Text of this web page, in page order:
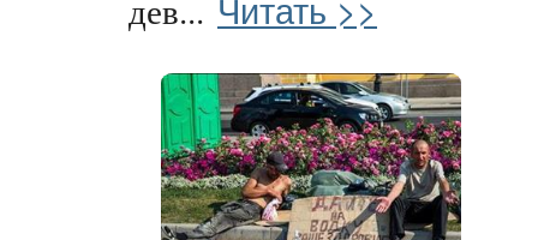
дев...